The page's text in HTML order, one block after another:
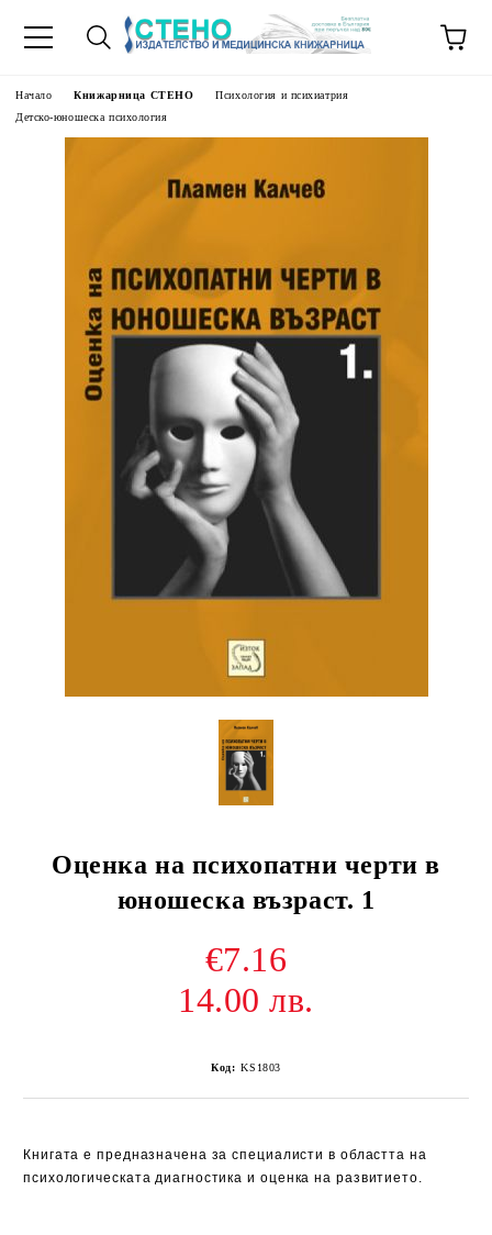
Начало Книжарница СТЕНО
Психология и психиатрия
Детско-юношеска психология
Оценка на психопатни черти в
юношеска възраст. 1
€7.16
14.00 лв.
Код: KS1803
Книгата е предназначена за специалисти в областта на
психологическата диагностика и оценка на развитието.